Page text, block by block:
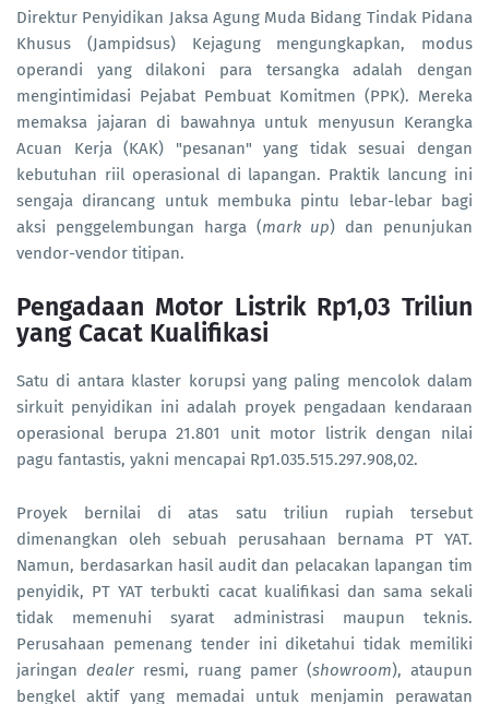
Direktur Penyidikan Jaksa Agung Muda Bidang Tindak Pidana
Khusus (Jampidsus) Kejagung mengungkapkan, modus
operandi yang dilakoni para tersangka adalah dengan
mengintimidasi Pejabat Pembuat Komitmen (PPK). Mereka
memaksa jajaran di bawahnya untuk menyusun Kerangka
Acuan Kerja (KAK) "pesanan" yang tidak sesuai dengan
kebutuhan riil operasional di lapangan. Praktik lancung ini
sengaja dirancang untuk membuka pintu lebar-lebar bagi
aksi penggelembungan harga (mark up) dan penunjukan
vendor-vendor titipan.
Pengadaan Motor Listrik Rp1,03 Triliun
yang Cacat Kualifikasi
Satu di antara klaster korupsi yang paling mencolok dalam
sirkuit penyidikan ini adalah proyek pengadaan kendaraan
operasional berupa 21.801 unit motor listrik dengan nilai
pagu fantastis, yakni mencapai Rp1.035.515.297.908,02.
Proyek bernilai di atas satu triliun rupiah tersebut
dimenangkan oleh sebuah perusahaan bernama PT YAT.
Namun, berdasarkan hasil audit dan pelacakan lapangan tim
penyidik, PT YAT terbukti cacat kualifikasi dan sama sekali
tidak memenuhi syarat administrasi maupun teknis.
Perusahaan pemenang tender ini diketahui tidak memiliki
jaringan dealer resmi, ruang pamer (showroom), ataupun
bengkel aktif yang memadai untuk menjamin perawatan